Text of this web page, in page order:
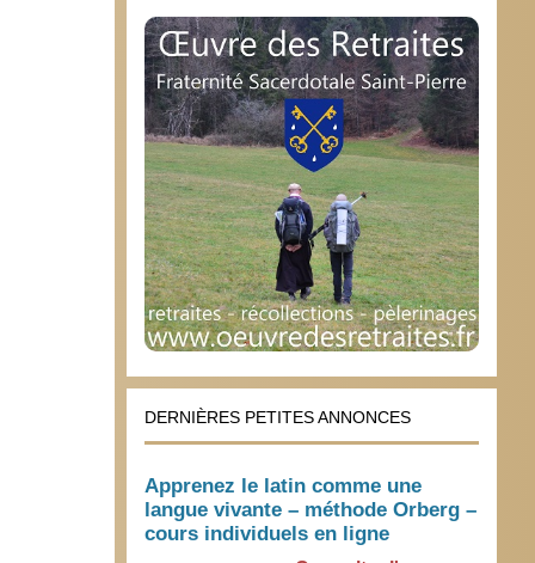
DERNIÈRES PETITES ANNONCES
Apprenez le latin comme une
langue vivante – méthode Orberg –
cours individuels en ligne